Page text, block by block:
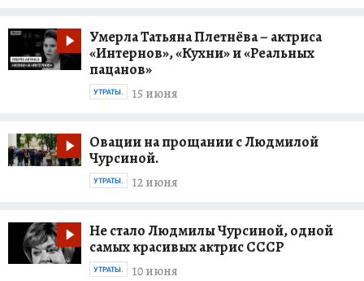
Умерла Татьяна Плетнёва – актриса
«Интернов», «Кухни» и «Реальных
пацанов»
15 июня
УТРАТЫ.
Овации на прощании с Людмилой
Чурсиной.
12 июня
УТРАТЫ.
Не стало Людмилы Чурсиной, одной
самых красивых актрис СССР
10 июня
УТРАТЫ.